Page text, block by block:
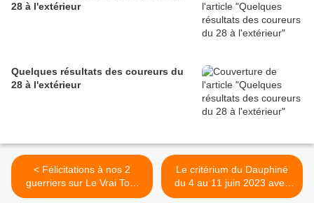
28 à l'extérieur
Quelques résultats des coureurs du
28 à l'extérieur
< Félicitations à nos 2
guerriers sur Le Vrai Tour
d'Eure et Loir 2023
Le critérium du Dauphiné
du 4 au 11 juin 2023 avec
Hugo Page (INtermarché